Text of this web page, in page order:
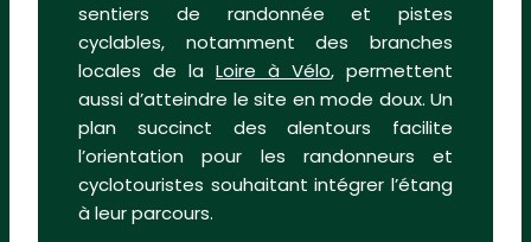
sentiers de randonnée et pistes
cyclables, notamment des branches
locales de la Loire à Vélo, permettent
aussi d’atteindre le site en mode doux. Un
plan succinct des alentours facilite
l’orientation pour les randonneurs et
cyclotouristes souhaitant intégrer l’étang
à leur parcours.